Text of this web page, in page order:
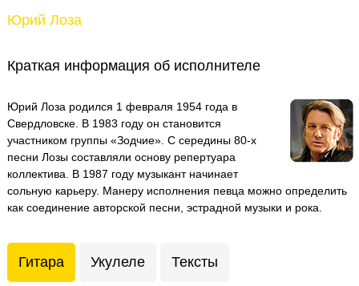
Юрий Лоза
Краткая информация об исполнителе
Юрий Лоза родился 1 февраля 1954 года в
Свердловске. В 1983 году он становится
участником группы «Зодчие». С середины 80-х
песни Лозы составляли основу репертуара
коллектива. В 1987 году музыкант начинает
сольную карьеру. Манеру исполнения певца можно определить
как соединение авторской песни, эстрадной музыки и рока.
Гитара Укулеле Тексты